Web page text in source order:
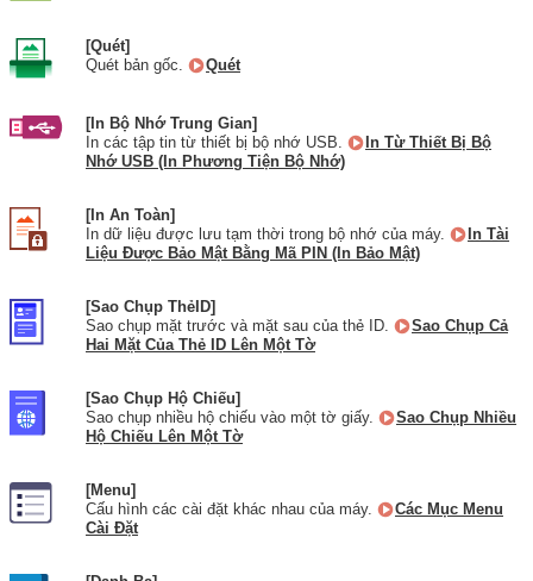
[Quét]
Quét bản gốc.
Quét
[In Bộ Nhớ Trung Gian]
In các tập tin từ thiết bị bộ nhớ USB.
In Từ Thiết Bị Bộ
Nhớ USB (In Phương Tiện Bộ Nhớ)
[In An Toàn]
In dữ liệu được lưu tạm thời trong bộ nhớ của máy.
In Tài
Liệu Được Bảo Mật Bằng Mã PIN (In Bảo Mật)
[Sao Chụp ThẻID]
Sao chụp mặt trước và mặt sau của thẻ ID.
Sao Chụp Cả
Hai Mặt Của Thẻ ID Lên Một Tờ
[Sao Chụp Hộ Chiếu]
Sao chụp nhiều hộ chiếu vào một tờ giấy.
Sao Chụp Nhiều
Hộ Chiếu Lên Một Tờ
[Menu]
Cấu hình các cài đặt khác nhau của máy.
Các Mục Menu
Cài Đặt